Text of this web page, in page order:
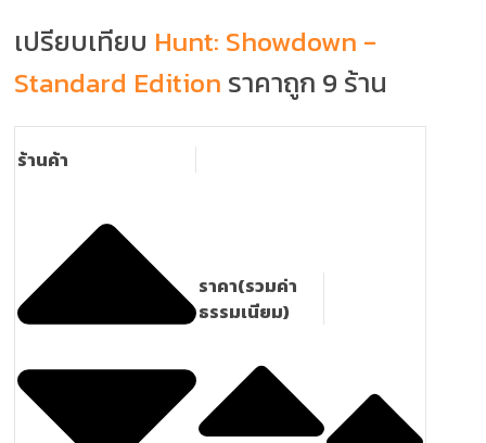
เปรียบเทียบ Hunt: Showdown -
Standard Edition ราคาถูก 9 ร้าน
ร้านค้า
ราคา(รวมค่า
ธรรมเนียม)